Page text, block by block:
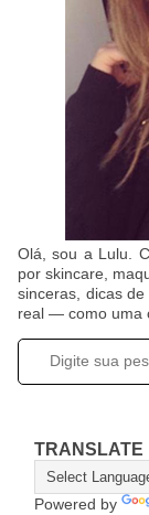
Olá, sou a Lulu.
por skincare,
sinceras, dicas
real — como uma
TRANSLATE
Powered by